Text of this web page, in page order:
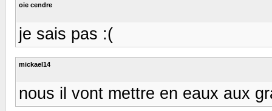
oie cendre
je sais pas :(
mickael14
nous il vont mettre en eaux aux